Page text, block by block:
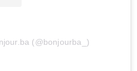
(@bonjourba_)